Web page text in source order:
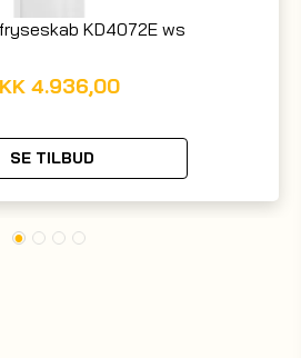
KD4072E ws
4.936,00
SE TILBUD